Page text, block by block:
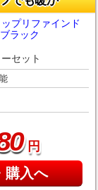
プリファインド
ラック
セット
円
購入へ